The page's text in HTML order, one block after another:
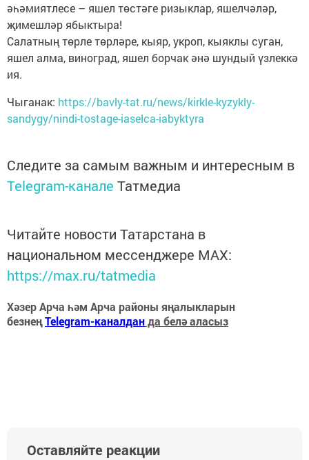
әһәмиятлесе – яшел төстәге ризыклар, яшелчәләр,
җимешләр ябыктыра!
Салатның төрле төрләре, кыяр, укроп, кыяклы суган,
яшел алма, виноград, яшел борчак әнә шундый үзлеккә
ия.
Чыганак: https://bavly-tat.ru/news/kirkle-kyzykly-
sandygy/nindi-tostage-iaselca-iabyktyra
Следите за самым важным и интересным в
Telegram-канале Татмедиа
Читайте новости Татарстана в
национальном мессенджере MАХ:
https://max.ru/tatmedia
Хәзер Арча һәм Арча районы яңалыкларын
безнеңTelegram-каналданда белә аласыз
Оставляйте реакции